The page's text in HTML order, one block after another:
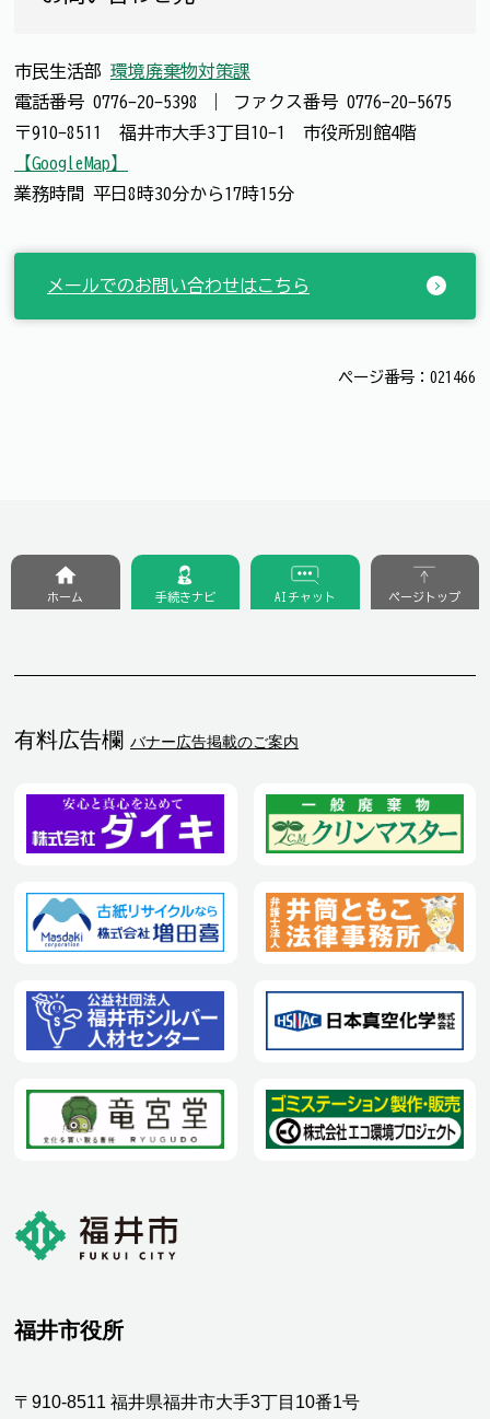
市民生活部 環境廃棄物対策課
電話番号 0776-20-5398 ファクス番号 0776-20-5675
〒910-8511 福井市大手3丁目10-1 市役所別館4階
【GoogleMap】
業務時間 平日8時30分から17時15分
メールでのお問い合わせはこちら
ページ番号：021466
有料広告欄 バナー広告掲載のご案内
ホーム 手続きナビ AIチャット ページトップ
福井市役所
〒910-8511 福井県福井市大手3丁目10番1号